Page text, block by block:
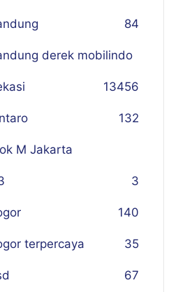
84
derek mobilindo
56
134
132
M Jakarta
3
140
terpercaya 35
67